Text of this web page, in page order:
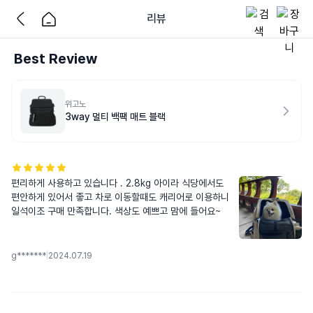
리뷰
Best Review
위고노
3way 멀티 백팩 매트 블랙
편리하게 사용하고 있습니다 . 2.8kg 아이라 식당에서도
편안하게 있어서 좋고 차로 이동할때도 캐리어로 이용하니
일석이조 구매 만족합니다. 색상도 예쁘고 맘에 들어요~
g******* 2024.07.19